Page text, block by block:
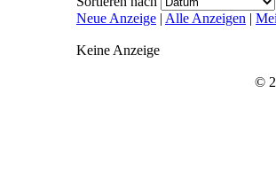
Neue Anzeige | Alle Anzeigen |
Keine Anzeige
©